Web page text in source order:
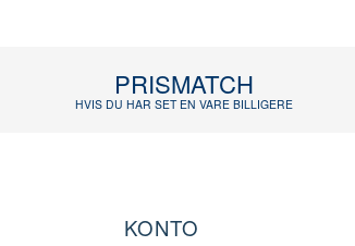
PRISMATCH
HVIS DU HAR SET EN VARE BILLIGERE
KONTO